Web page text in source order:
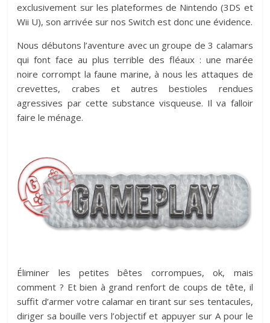
exclusivement sur les plateformes de Nintendo (3DS et
Wii U), son arrivée sur nos Switch est donc une évidence.
Nous débutons l’aventure avec un groupe de 3 calamars
qui font face au plus terrible des fléaux : une marée
noire corrompt la faune marine, à nous les attaques de
crevettes, crabes et autres bestioles rendues
agressives par cette substance visqueuse. Il va falloir
faire le ménage.
Éliminer les petites bêtes corrompues, ok, mais
comment ? Et bien à grand renfort de coups de tête, il
suffit d’armer votre calamar en tirant sur ses tentacules,
diriger sa bouille vers l’objectif et appuyer sur A pour le